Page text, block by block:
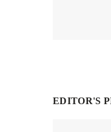
EDITOR'S